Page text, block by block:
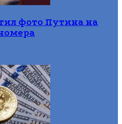
фото Путина на